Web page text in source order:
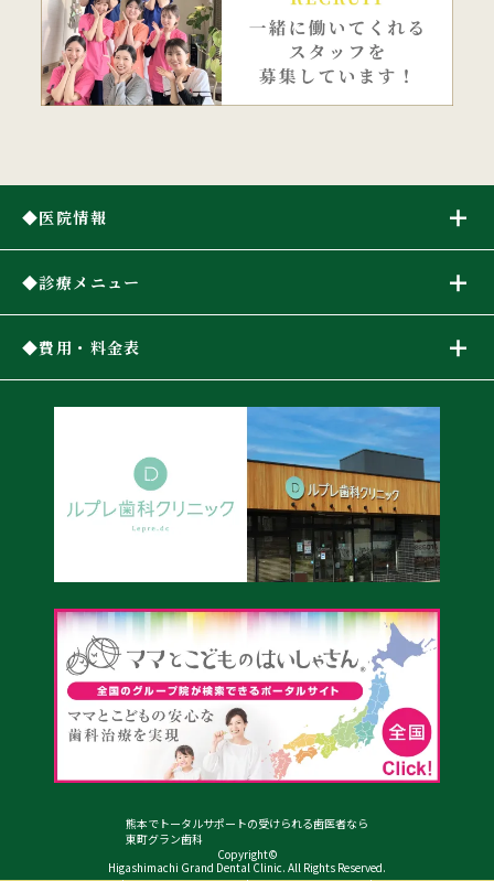
医院情報
診療メニュー
費用・料金表
熊本でトータルサポートの受けられる歯医者なら
東町グラン歯科
Copyright©
Higashimachi Grand Dental Clinic. All Rights Reserved.